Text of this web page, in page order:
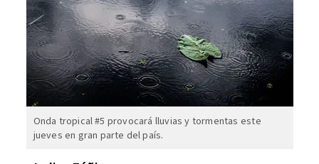
Onda tropical #5 provocará lluvias y tormentas este
jueves en gran parte del país.